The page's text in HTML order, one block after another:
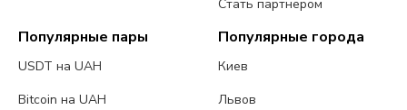
Стать партнером
Популярные пары
USDT на UAH
Bitcoin на UAH
Популярные города
Киев
Львов